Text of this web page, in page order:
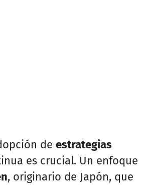
de estrategias
es crucial. Un enfoque
, originario de Japón, que